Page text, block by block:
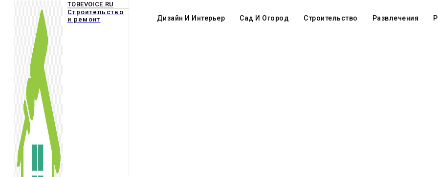
TOBEVOICE.RU
Строительство
и ремонт
Дизайн И Интерьер Сад И Огород Строительство Развлечения